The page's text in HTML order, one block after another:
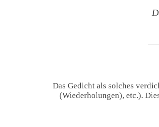
Das Gedicht als solches
(Wiederholungen), etc.).